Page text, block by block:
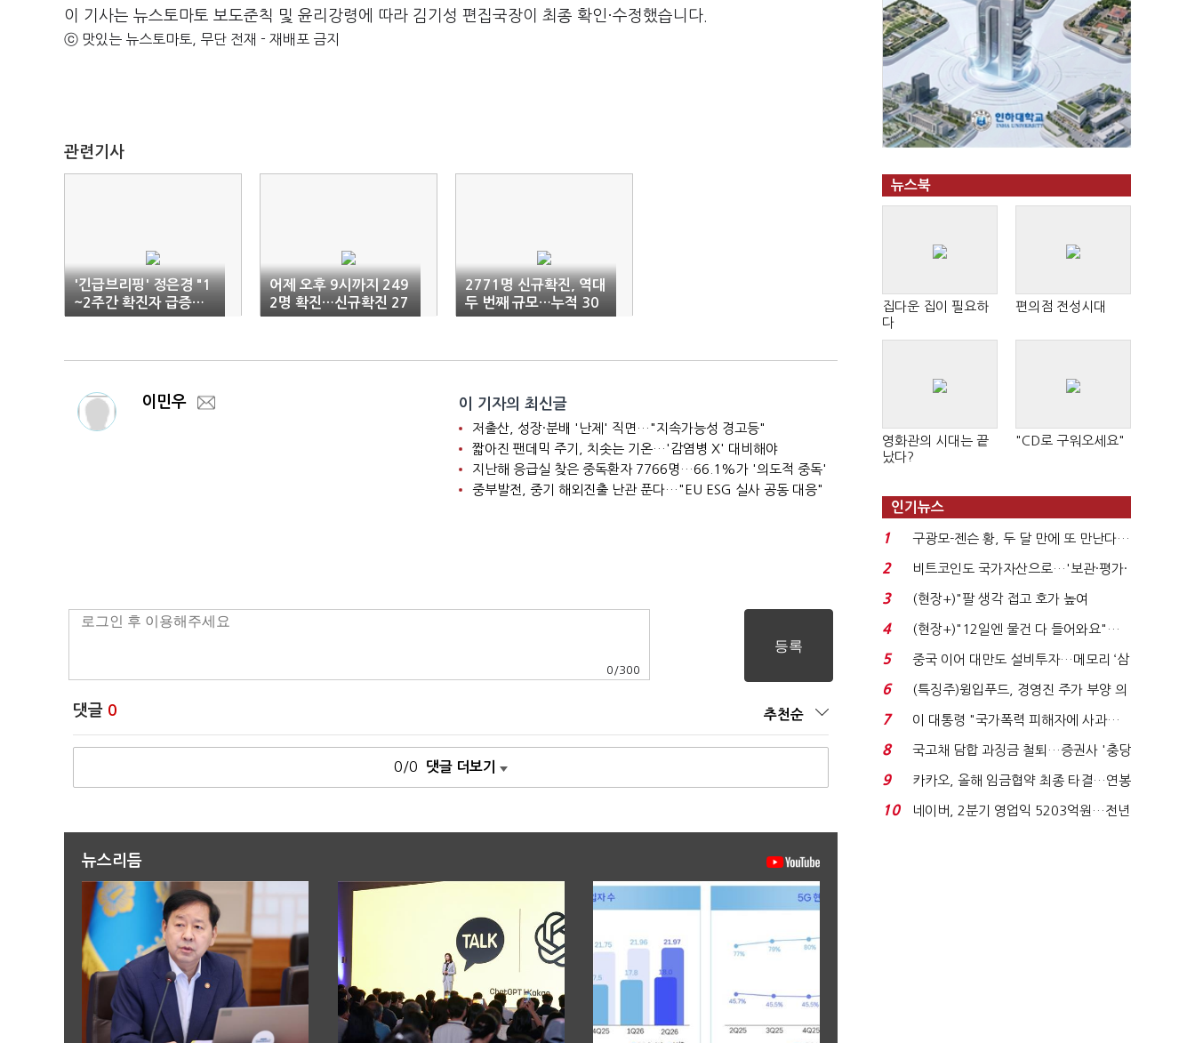
이 기사는 뉴스토마토 보도준칙 및 윤리강령에 따라 김기성 편집국장이 최종 확인·수정했습니다.
ⓒ 맛있는 뉴스토마토, 무단 전재 - 재배포 금지
관련기사
'긴급브리핑' 정은경 "1
~2주간 확진자 급증…
모임취소 당부"
어제 오후 9시까지 249
2명 확진…신규확진 27
00명 안팎 예상
2771명 신규확진, 역대
두 번째 규모…누적 30
만명 돌파
이민우 이 기자의 최신글
저출산, 성장·분배 '난제' 직면…"지속가능성 경고등"
짧아진 팬데믹 주기, 치솟는 기온…'감염병 X' 대비해야
지난해 응급실 찾은 중독환자 7766명…66.1%가 '의도적 중독'
중부발전, 중기 해외진출 난관 푼다…"EU ESG 실사 공동 대응"
0 /300
댓글 0 추천순
0/0 댓글 더보기
뉴스리듬
뉴스북
집다운 집이 필요하
다
편의점 전성시대
영화관의 시대는 끝
났다?
"CD로 구워오세요"
인기뉴스
1
구광모-젠슨 황, 두 달 만에 또 만난다…
로봇·AI 등 논...
2
비트코인도 국가자산으로…'보관·평가·
처분' 기준은 ...
3
(현장+)"팔 생각 접고 호가 높여
요"…'덜 똘똘한 한 채' 20...
4
(현장+)"12일엔 물건 다 들어와요"…
빈 매대 채우며 문 연 ...
5
중국 이어 대만도 설비투자…메모리 ‘삼
국전쟁’
6
(특징주)윙입푸드, 경영진 주가 부양 의
지에 상한가...
7
이 대통령 "국가폭력 피해자에 사과…
적극적 조사로 진...
8
국고채 담합 과징금 철퇴…증권사 '충당
금 폭탄' 우려...
9
카카오, 올해 임금협약 최종 타결…연봉
6.3% 인상·격려...
10
네이버, 2분기 영업익 5203억원…전년